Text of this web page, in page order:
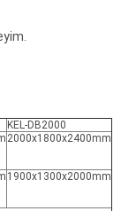
KEL-DB2000
2000x1800x2400mm
1900x1300x2000mm